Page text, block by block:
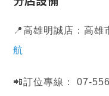
📍高雄明誠店：高
航
📲訂位專線： 07-